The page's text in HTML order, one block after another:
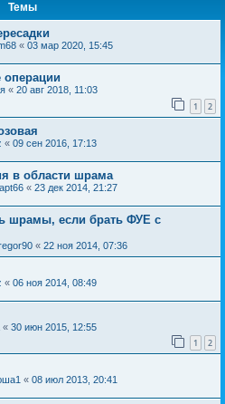
Темы
« 03 мар 2020, 15:45
« 20 авг 2018, 11:03
1 2
« 09 сен 2016, 17:13
в области шрама
« 23 дек 2014, 21:27
шрамы, если брать ФУЕ с
« 22 ноя 2014, 07:36
« 06 ноя 2014, 08:49
« 30 июн 2015, 12:55
1 2
« 08 июл 2013, 20:41